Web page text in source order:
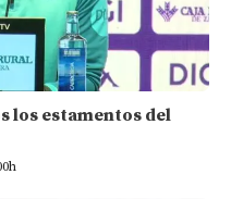
los estamentos del